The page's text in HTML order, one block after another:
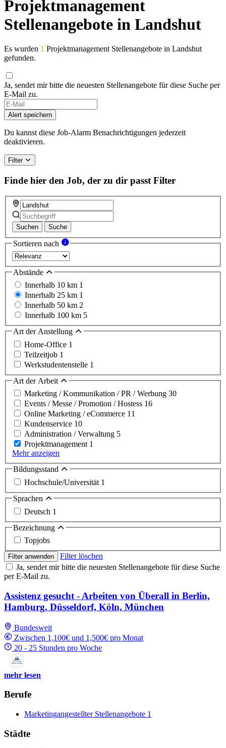
Projektmanagement
Stellenangebote in Landshut
Es wurden 1 Projektmanagement Stellenangebote in Landshut
gefunden.
Ja, sendet mir bitte die neuesten Stellenangebote für diese Suche per
E-Mail zu.
Alert speichern
Du kannst diese Job-Alarm Benachrichtigungen jederzeit
deaktivieren.
Filter
Finde hier den Job, der zu dir passt Filter
Suchen Suche
Sortieren nach
Abstände
Innerhalb 10 km 1
Innerhalb 25 km 1
Innerhalb 50 km 2
Innerhalb 100 km 5
Art der Anstellung
Home-Office 1
Teilzeitjob 1
Werkstudentenstelle 1
Art der Arbeit
Marketing / Kommunikation / PR / Werbung 30
Events / Messe / Promotion / Hostess 16
Online Marketing / eCommerce 11
Kundenservice 10
Administration / Verwaltung 5
Projektmanagement 1
Mehr anzeigen
Bildungsstand
Hochschule/Universität 1
Sprachen
Deutsch 1
Bezeichnung
Topjobs
Filter anwenden
Filter löschen
Ja, sendet mir bitte die neuesten Stellenangebote für diese Suche
per E-Mail zu.
Assistenz gesucht - Arbeiten von Überall in Berlin,
Hamburg, Düsseldorf, Köln, München
Bundesweit
Zwischen 1,100€ und 1,500€ pro Monat
20 - 25 Stunden pro Woche
mehr lesen
Berufe
Marketingangestellter Stellenangebote 1
Städte